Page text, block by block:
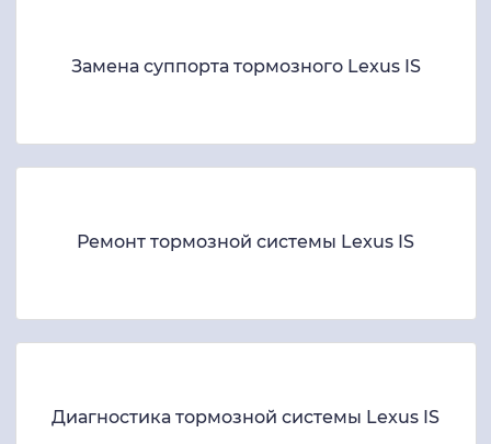
Замена суппорта тормозного Lexus IS
Ремонт тормозной системы Lexus IS
Диагностика тормозной системы Lexus IS